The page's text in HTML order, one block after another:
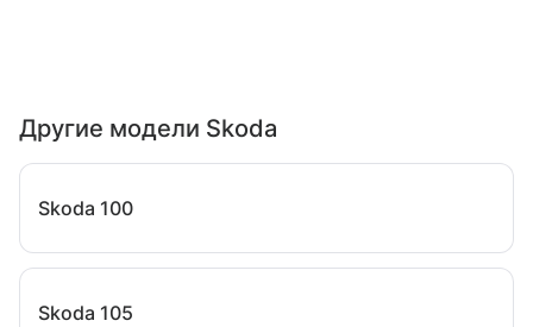
Другие модели Skoda
Skoda 100
Skoda 105